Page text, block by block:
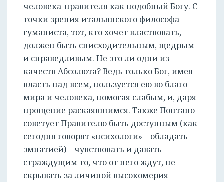
человека-правителя как подобный Богу. С
точки зрения итальянского философа-
гуманиста, тот, кто хочет властвовать,
должен быть снисходительным, щедрым
и справедливым. Не это ли одни из
качеств Абсолюта? Ведь только Бог, имея
власть над всем, пользуется ею во благо
мира и человека, помогая слабым, и, даря
прощение раскаявшимся. Также Понтано
советует Правителю быть доступным (как
сегодня говорят «психологи» – обладать
эмпатией) – чувствовать и давать
страждущим то, что от него ждут, не
скрывать за личиной высокомерия